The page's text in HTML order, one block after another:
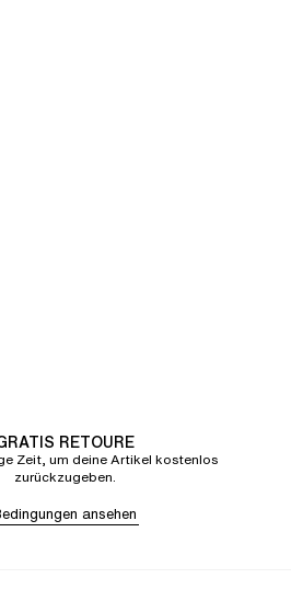
RETOURE
Zeit, um deine Artikel kostenlos
zurückzugeben.
ansehen